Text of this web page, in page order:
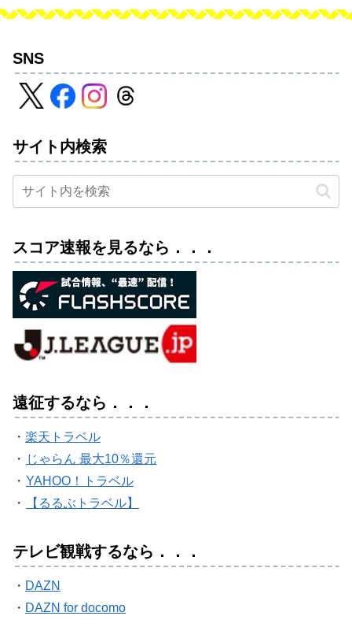
SNS
サイト内検索
スコア速報を見るなら．．．
遠征するなら．．．
・ 楽天トラベル
・ じゃらん 最大10％還元
・ YAHOO！トラベル
・
【るるぶトラベル】
テレビ観戦するなら．．．
・ DAZN
・ DAZN for docomo